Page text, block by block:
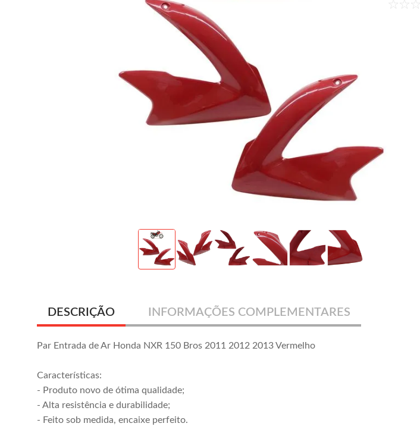
DESCRIÇÃO INFORMAÇÕES COMPLEMENTARES
Par Entrada de Ar Honda NXR 150 Bros 2011 2012 2013 Vermelho
Características:
- Produto novo de ótima qualidade;
- Alta resistência e durabilidade;
- Feito sob medida, encaixe perfeito.